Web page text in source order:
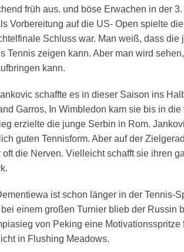
früh aus. und böse Erwachen in der
Vorbereitung auf die US- Open spielte
Schluss war. Man weiß, dass die
Tennis zeigen kann. Aber man wird
kann.
schaffte es in dieser Saison ins
Garros, In Wimbledon kam sie bis in
erzielte die junge Serbin in Rom.
guten Tennisform. Aber auf der
oft die Nerven. Vielleicht schafft sie ihren
ist schon länger in der Tennis-
einem großen Turnier blieb der Russin
von Peking eine Motivationsspritze
in Flushing Meadows.